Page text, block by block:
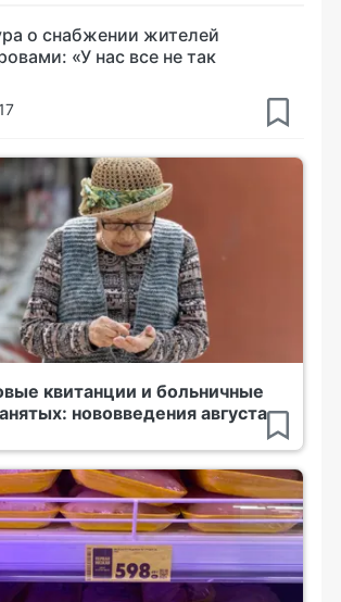
о снабжении жителей
«У нас все не так
квитанции и больничные
нововведения августа